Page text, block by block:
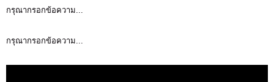
กรุณากรอกข้อความ...
กรุณากรอกข้อความ...